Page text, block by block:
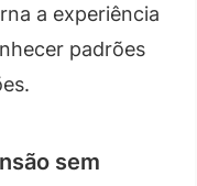
a experiência
padrões
sem